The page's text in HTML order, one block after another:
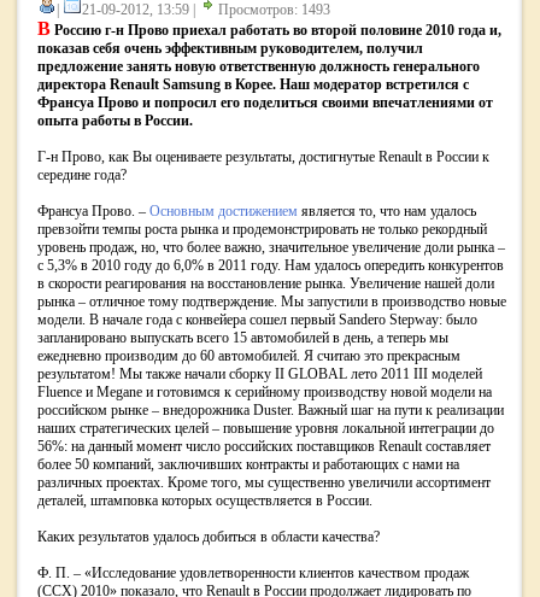
21-09-2012, 13:59 | Просмотров: 1493
В Россию г-н Прово приехал работать во второй половине 2010 года и,
показав себя очень эффективным руководителем, получил
предложение занять новую ответственную должность генерального
директора Renault Samsung в Корее. Наш модератор встретился с
Франсуа Прово и попросил его поделиться своими впечатлениями от
опыта работы в России.
Г-н Прово, как Вы оцениваете результаты, достигнутые Renault в России к
середине года?
Франсуа Прово. – Основным достижением является то, что нам удалось
превзойти темпы роста рынка и продемонстрировать не только рекордный
уровень продаж, но, что более важно, значительное увеличение доли рынка –
с 5,3% в 2010 году до 6,0% в 2011 году. Нам удалось опередить конкурентов
в скорости реагирования на восстановление рынка. Увеличение нашей доли
рынка – отличное тому подтверждение. Мы запустили в производство новые
модели. В начале года с конвейера сошел первый Sandero Stepway: было
запланировано выпускать всего 15 автомобилей в день, а теперь мы
ежедневно производим до 60 автомобилей. Я считаю это прекрасным
результатом! Мы также начали сборку II GLOBAL лето 2011 III моделей
Fluence и Megane и готовимся к серийному производству новой модели на
российском рынке – внедорожника Duster. Важный шаг на пути к реализации
наших стратегических целей – повышение уровня локальной интеграции до
56%: на данный момент число российских поставщиков Renault составляет
более 50 компаний, заключивших контракты и работающих с нами на
различных проектах. Кроме того, мы существенно увеличили ассортимент
деталей, штамповка которых осуществляется в России.
Каких результатов удалось добиться в области качества?
Ф. П. – «Исследование удовлетворенности клиентов качеством продаж
(ССX) 2010» показало, что Renault в России продолжает лидировать по